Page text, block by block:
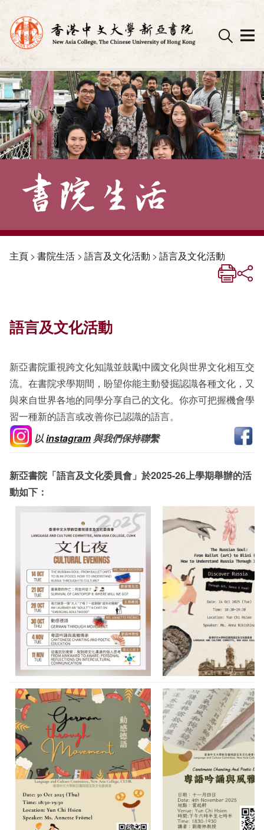
Skip
to
content
主頁> 書院生活 > 語言及文化活動 > 語言及文化活動
語言及文化活動
新亞書院重視跨文化知識並鼓勵中國文化與世界文化相互交
流。在書院求學期間，盼望你能主動發掘認識各種文化，又
與來自世界各地的同學分享自己的文化。你亦可把握機會學
習一種新的語言或改善你已認識的語言。
以instagram 與我們保持聯繫
新亞書院「語言及文化委員會」於2025-26上學期舉辦的活
動如下：